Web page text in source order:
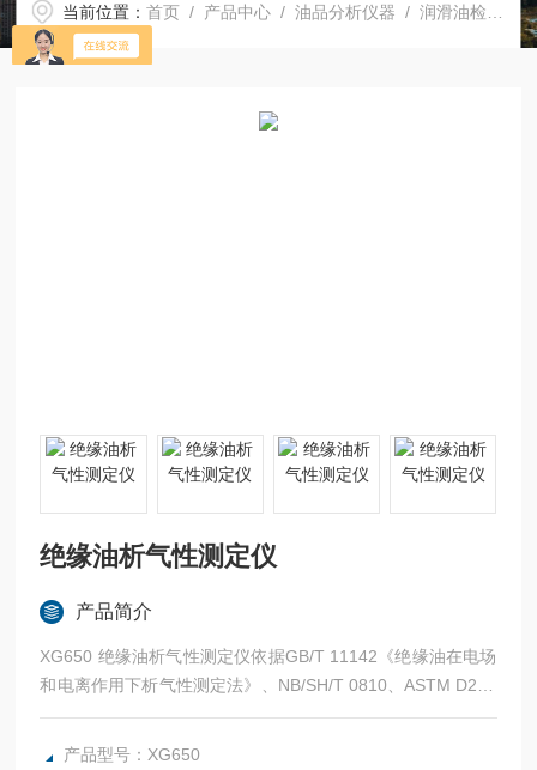
当前位置：首页 / 产品中心 /油品分析仪器 /润滑油检测仪器
绝缘油析气性测定仪
产品简介
XG650 绝缘油析气性测定仪依据GB/T 11142《绝缘油在电场
和电离作用下析气性测定法》、NB/SH/T 0810、ASTM D230
0《在电场应力和电离作用下绝缘液体放气的试验方法》所规
定的要求设计制造。用于测定绝缘液在受到强度足以引起在
产品型号：XG650